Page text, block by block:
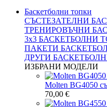
Баскетболни топки
СЪСТЕЗАТЕЛНИ
ТРЕНИРОВЪЧНИ
3x3 БАСКЕТБОЛНИ
ПАКЕТИ
ДРУГИ
ИЗБРАНИ МОДЕЛИ
Molten BG4050
70,00 €